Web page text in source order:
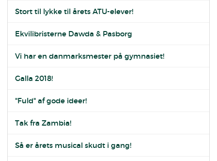
Stort til lykke til årets ATU-elever!
Ekvilibristerne Dawda & Pasborg
Vi har en danmarksmester på gymnasiet!
Galla 2018!
"Fuld" af gode ideer!
Tak fra Zambia!
Så er årets musical skudt i gang!